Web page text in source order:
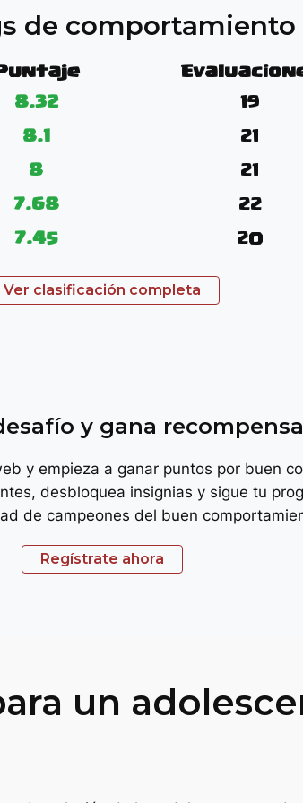
de comportamiento
Puntaje
8.32 19
8.1 21
8 21
7.68 22
7.45 20
Ver clasificación completa
y gana
y empieza a ganar puntos por buen
desbloquea insignias y sigue tu
de campeones del buen
Regístrate ahora
un